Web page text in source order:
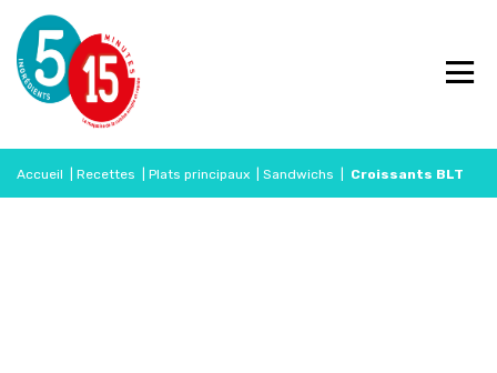
Accueil Recettes Plats principaux Sandwichs Croissants BLT